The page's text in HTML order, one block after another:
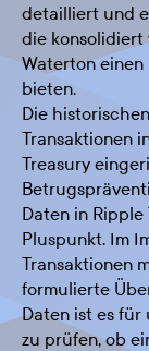
detailliert und
die konsolidiert
Waterton
bieten.
Die
Transaktionen
Treasury
Daten in
Pluspunkt. Im
Transaktionen
formulierte
Daten ist es für
zu prüfen, ob